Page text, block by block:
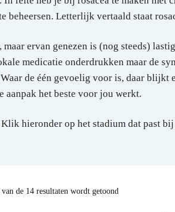
beheersen. Letterlijk vertaald staat
ervan genezen is (nog steeds)
medicatie onderdrukken maar de
de één gevoelig voor is, daar blijkt
aanpak het beste voor jou werkt.
hieronder op het stadium dat past
de 14 resultaten wordt getoond